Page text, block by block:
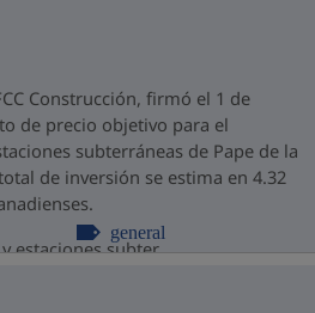
Construcción, firmó el 1 de
de precio objetivo para el
subterráneas de Pape de la
de inversión se estima en 4.32
estaciones subter...
general